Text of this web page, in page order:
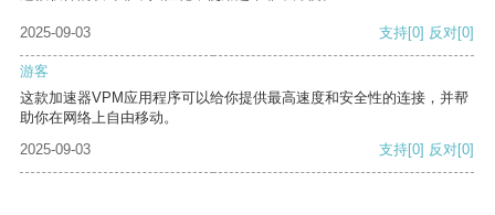
2025-09-03 支持[0] 反对[0]
游客
这款加速器VPM应用程序可以给你提供最高速度和安全性的连接，并帮
助你在网络上自由移动。
2025-09-03
支持[0] 反对[0]